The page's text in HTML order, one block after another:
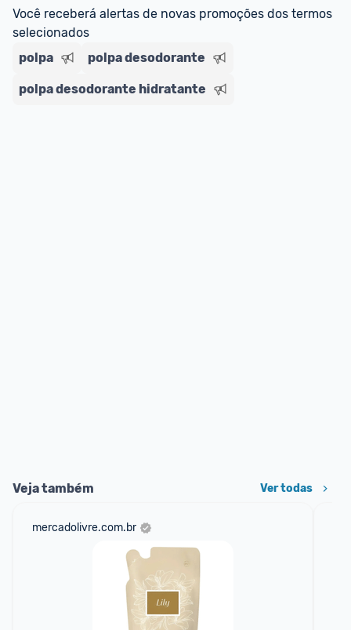
Você receberá alertas de novas promoções dos termos
selecionados
polpa
polpa desodorante
polpa desodorante hidratante
Veja também Ver todas
mercadolivre.com.br